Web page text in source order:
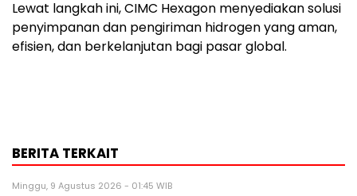
Lewat langkah ini, CIMC Hexagon menyediakan solusi
penyimpanan dan pengiriman hidrogen yang aman,
efisien, dan berkelanjutan bagi pasar global.
BERITA TERKAIT
Minggu, 9 Agustus 2026 - 01:45 WIB